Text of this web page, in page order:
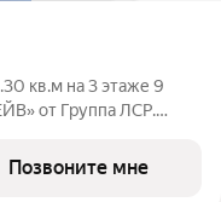
кв.м на 3 этаже 9
от Группа ЛСР.
этажности,
Позвоните мне